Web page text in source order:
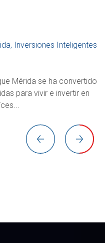
Inversiones Inteligentes
Mérida se ha convertido
para vivir e invertir en